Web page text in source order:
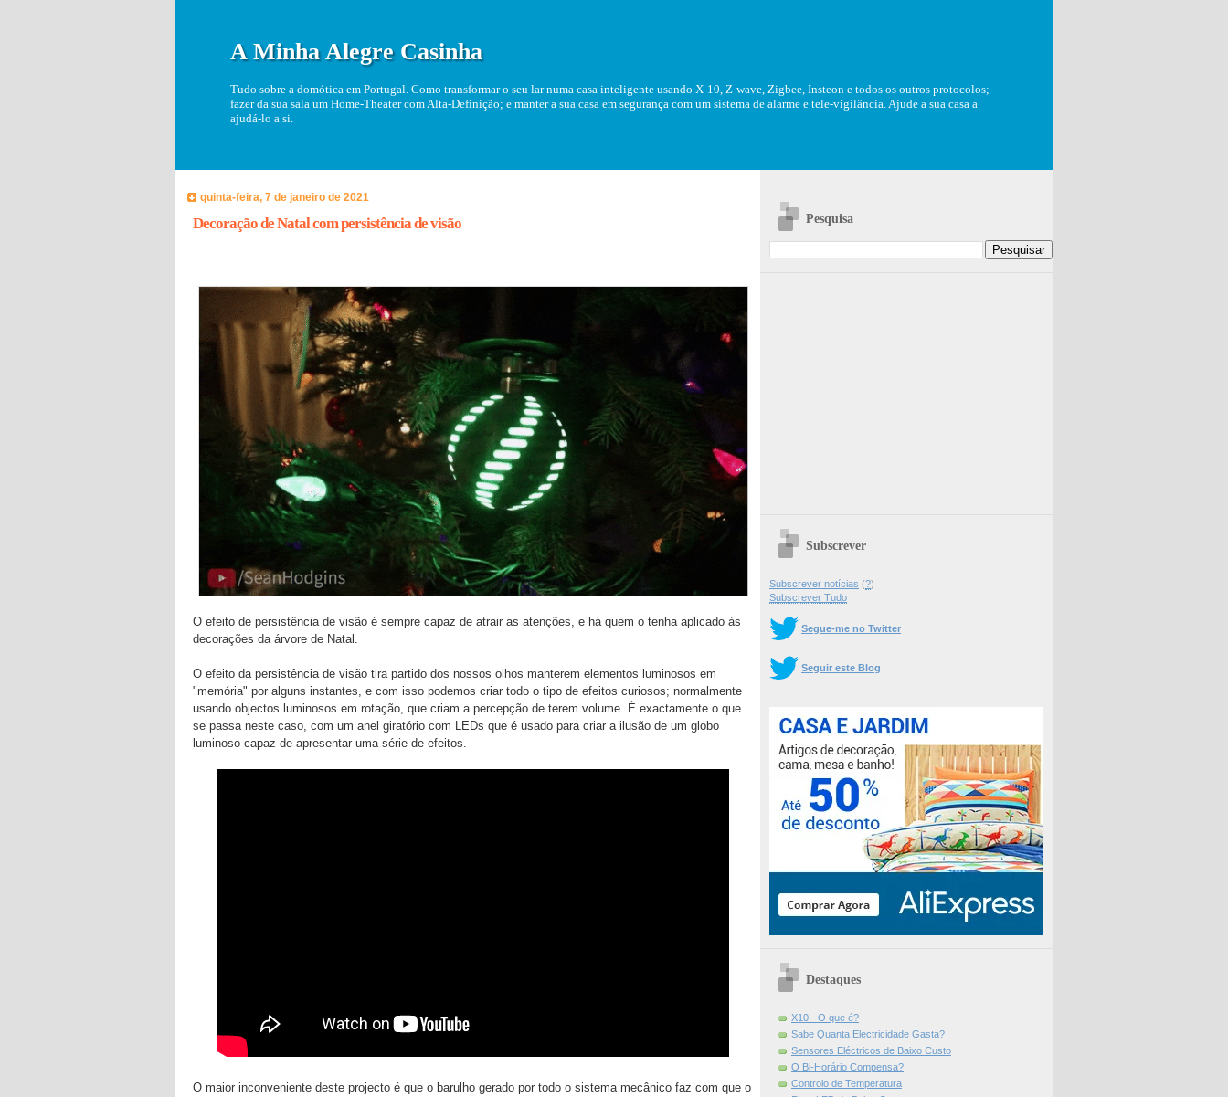
A Minha Alegre Casinha
Tudo sobre a domótica em Portugal. Como transformar o seu lar numa casa inteligente usando X-10, Z-wave, Zigbee, Insteon e todos os outros protocolos;
fazer da sua sala um Home-Theater com Alta-Definição; e manter a sua casa em segurança com um sistema de alarme e tele-vigilância. Ajude a sua casa a
ajudá-lo a si.
quinta-feira, 7 de janeiro de 2021
Decoração de Natal com persistência de visão
O efeito de persistência de visão é sempre capaz de atrair as atenções, e há quem o tenha aplicado às
decorações da árvore de Natal.
O efeito da persistência de visão tira partido dos nossos olhos manterem elementos luminosos em
"memória" por alguns instantes, e com isso podemos criar todo o tipo de efeitos curiosos; normalmente
usando objectos luminosos em rotação, que criam a percepção de terem volume. É exactamente o que
se passa neste caso, com um anel giratório com LEDs que é usado para criar a ilusão de um globo
luminoso capaz de apresentar uma série de efeitos.
O maior inconveniente deste projecto é que o barulho gerado por todo o sistema mecânico faz com que o
Pesquisa
Subscrever
Subscrever notícias (?)
Subscrever Tudo
Segue-me no Twitter
Seguir este Blog
Destaques
X10 - O que é?
Sabe Quanta Electricidade Gasta?
Sensores Eléctricos de Baixo Custo
O Bi-Horário Compensa?
Controlo de Temperatura